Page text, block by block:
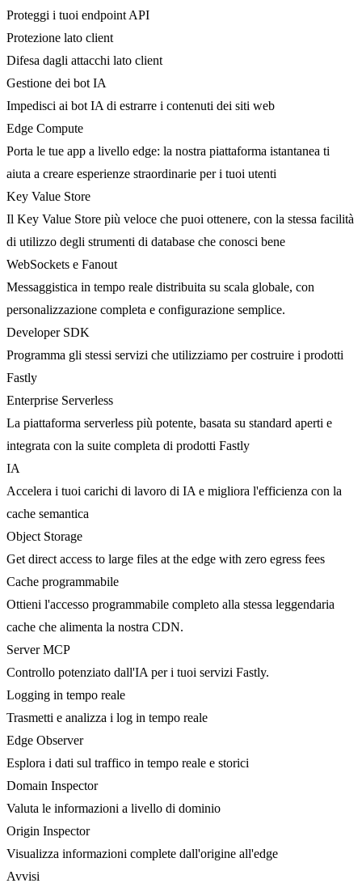
Proteggi i tuoi endpoint API
Protezione lato client
Difesa dagli attacchi lato client
Gestione dei bot IA
Impedisci ai bot IA di estrarre i contenuti dei siti web
Edge Compute
Porta le tue app a livello edge: la nostra piattaforma istantanea ti
aiuta a creare esperienze straordinarie per i tuoi utenti
Key Value Store
Il Key Value Store più veloce che puoi ottenere, con la stessa facilità
di utilizzo degli strumenti di database che conosci bene
WebSockets e Fanout
Messaggistica in tempo reale distribuita su scala globale, con
personalizzazione completa e configurazione semplice.
Developer SDK
Programma gli stessi servizi che utilizziamo per costruire i prodotti
Fastly
Enterprise Serverless
La piattaforma serverless più potente, basata su standard aperti e
integrata con la suite completa di prodotti Fastly
IA
Accelera i tuoi carichi di lavoro di IA e migliora l'efficienza con la
cache semantica
Object Storage
Get direct access to large files at the edge with zero egress fees
Cache programmabile
Ottieni l'accesso programmabile completo alla stessa leggendaria
cache che alimenta la nostra CDN.
Server MCP
Controllo potenziato dall'IA per i tuoi servizi Fastly.
Logging in tempo reale
Trasmetti e analizza i log in tempo reale
Edge Observer
Esplora i dati sul traffico in tempo reale e storici
Domain Inspector
Valuta le informazioni a livello di dominio
Origin Inspector
Visualizza informazioni complete dall'origine all'edge
Avvisi